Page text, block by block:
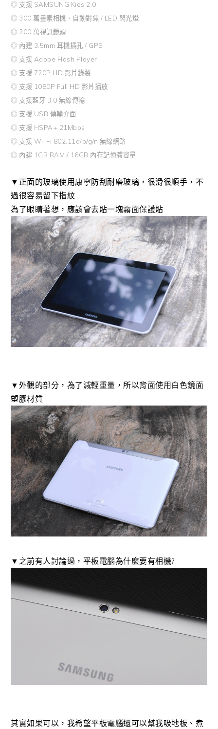
◎ 支援 SAMSUNG Kies 2.0
◎ 300 萬畫素相機、自動對焦 / LED 閃光燈
◎ 200 萬視訊鏡頭
◎ 內建 3.5mm 耳機插孔 / GPS
◎ 支援 Adobe Flash Player
◎ 支援 720P HD 影片錄製
◎ 支援 1080P Full HD 影片播放
◎ 支援藍牙 3.0 無線傳輸
◎ 支援 USB 傳輸介面
◎ 支援 HSPA+ 21Mbps
◎ 支援 Wi-Fi 802.11a/b/g/n 無線網路
◎ 內建 1GB RAM / 16GB 內存記憶體容量
▼正面的玻璃使用康寧防刮耐磨玻璃，很滑很順手，不
過很容易留下指紋
為了眼睛著想，應該會去貼一塊霧面保護貼
▼外觀的部分，為了減輕重量，所以背面使用白色鏡面
塑膠材質
▼之前有人討論過，平板電腦為什麼要有相機?
其實如果可以，我希望平板電腦還可以幫我吸地板、煮